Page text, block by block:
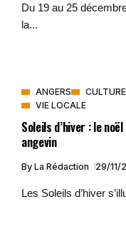
Du 19 au 25
la...
ANGERS CULTURE
VIE LOCALE
Soleils d’hiver : le
angevin
By La Rédaction 29/11/
Les Soleils d’hiver